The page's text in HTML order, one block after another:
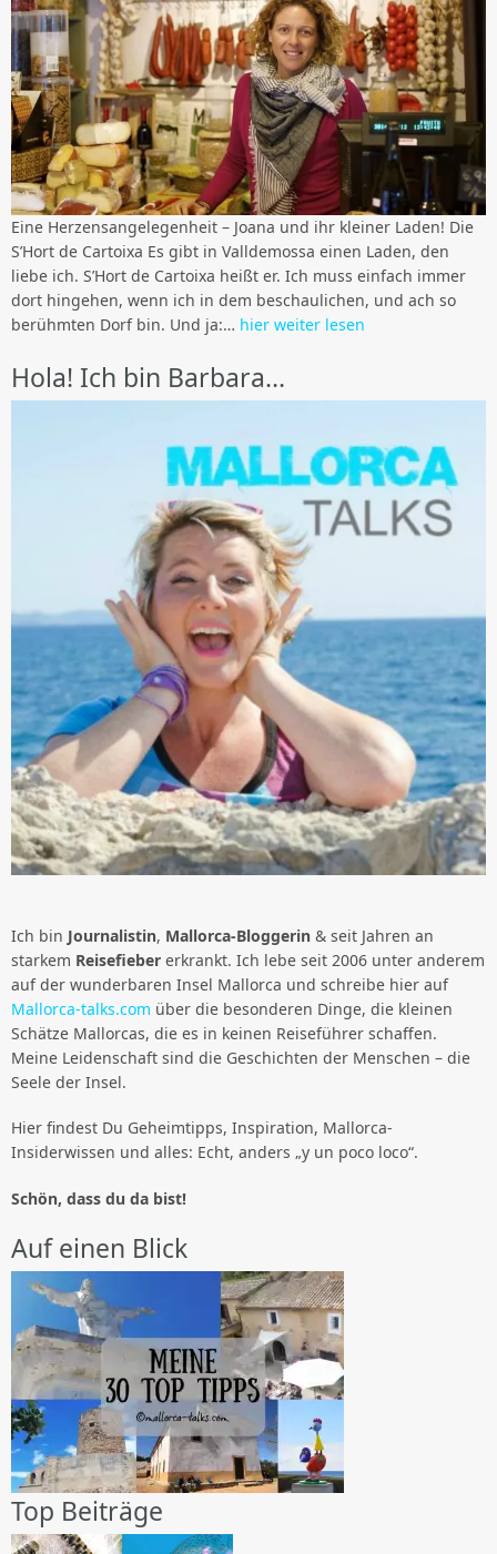
Eine Herzensangelegenheit – Joana und ihr kleiner Laden! Die
S’Hort de Cartoixa Es gibt in Valldemossa einen Laden, den
liebe ich. S’Hort de Cartoixa heißt er. Ich muss einfach immer
dort hingehen, wenn ich in dem beschaulichen, und ach so
berühmten Dorf bin. Und ja:… hier weiter lesen
Hola! Ich bin Barbara…
Ich bin Journalistin, Mallorca-Bloggerin & seit Jahren an
starkem Reisefieber erkrankt. Ich lebe seit 2006 unter anderem
auf der wunderbaren Insel Mallorca und schreibe hier auf
Mallorca-talks.com über die besonderen Dinge, die kleinen
Schätze Mallorcas, die es in keinen Reiseführer schaffen.
Meine Leidenschaft sind die Geschichten der Menschen – die
Seele der Insel.
Hier findest Du Geheimtipps, Inspiration, Mallorca-
Insiderwissen und alles: Echt, anders „y un poco loco“.
Schön, dass du da bist!
Auf einen Blick
Top Beiträge